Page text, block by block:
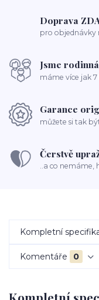
Doprava
pro objednávky
Jsme
máme více jak
Garance
můžete si tak
Čerstvě
..a co nemáme,
Kompletní
Komentáře 0